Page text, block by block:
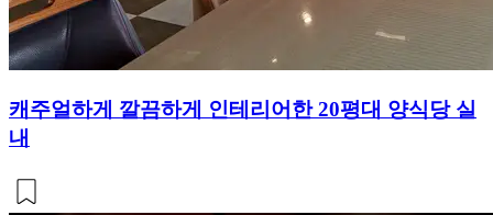
캐주얼하게 깔끔하게 인테리어한 20평대 양식당 실
내